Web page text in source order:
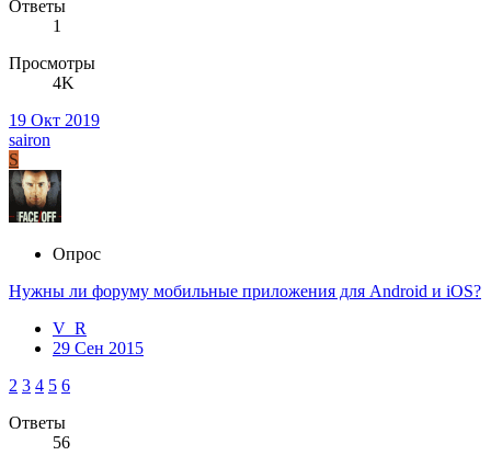
Ответы
1
Просмотры
4K
19 Окт 2019
sairon
S
Опрос
Нужны ли форуму мобильные приложения для Android и iOS?
V_R
29 Сен 2015
2 3 4 5 6
Ответы
56